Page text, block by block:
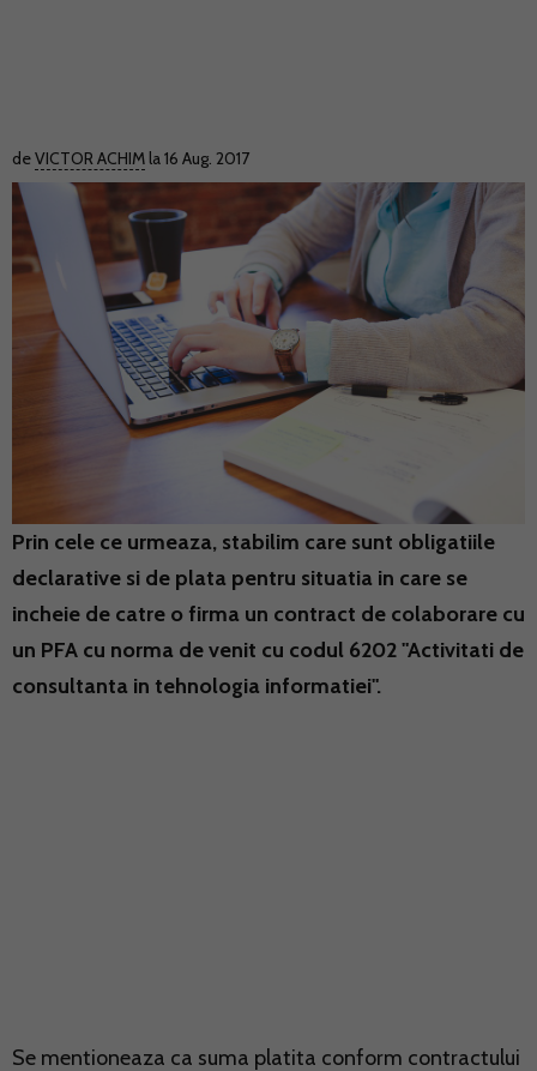
deVICTOR ACHIM la 16 Aug. 2017
Prin cele ce urmeaza, stabilim care sunt obligatiile
declarative si de plata pentru situatia in care se
incheie de catre o firma un contract de colaborare cu
un PFA cu norma de venit cu codul 6202 "Activitati de
consultanta in tehnologia informatiei".
Se mentioneaza ca suma platita conform contractului